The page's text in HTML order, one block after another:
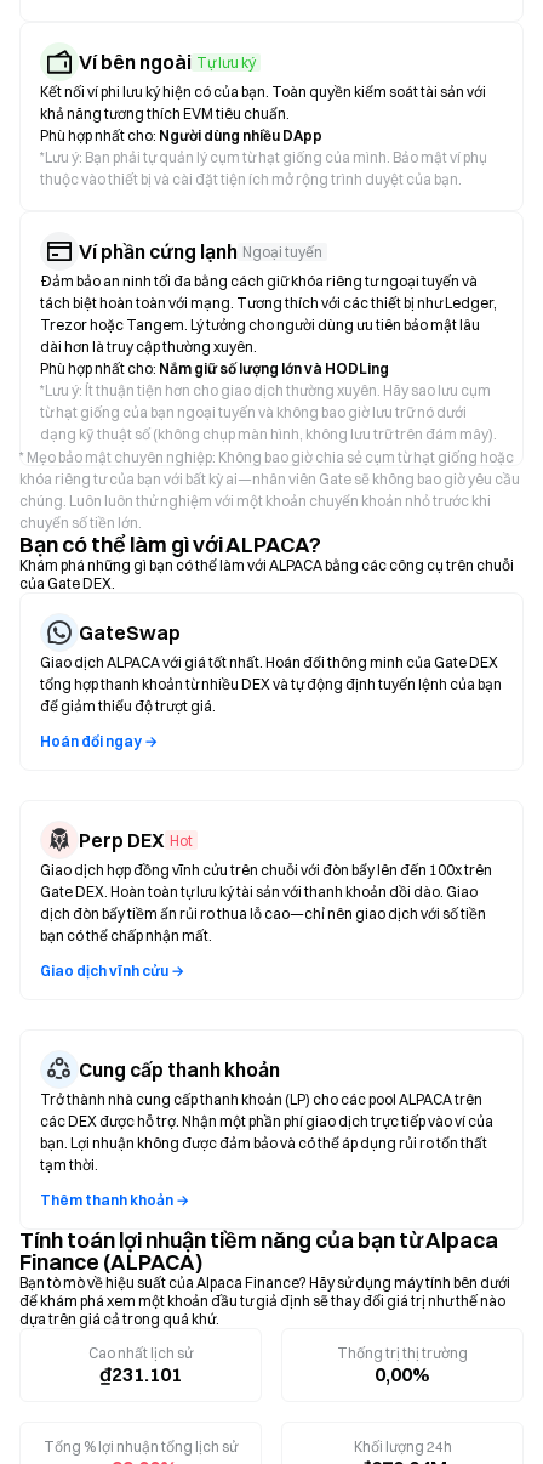
Ví bên ngoài Tự lưu ký
Kết nối ví phi lưu ký hiện có của bạn. Toàn quyền kiểm soát tài sản với
khả năng tương thích EVM tiêu chuẩn.
Phù hợp nhất cho: Người dùng nhiều DApp
*Lưu ý: Bạn phải tự quản lý cụm từ hạt giống của mình. Bảo mật ví phụ
thuộc vào thiết bị và cài đặt tiện ích mở rộng trình duyệt của bạn.
Ví phần cứng lạnh Ngoại tuyến
Đảm bảo an ninh tối đa bằng cách giữ khóa riêng tư ngoại tuyến và
tách biệt hoàn toàn với mạng. Tương thích với các thiết bị như Ledger,
Trezor hoặc Tangem. Lý tưởng cho người dùng ưu tiên bảo mật lâu
dài hơn là truy cập thường xuyên.
Phù hợp nhất cho: Nắm giữ số lượng lớn và HODLing
*Lưu ý: Ít thuận tiện hơn cho giao dịch thường xuyên. Hãy sao lưu cụm
từ hạt giống của bạn ngoại tuyến và không bao giờ lưu trữ nó dưới
dạng kỹ thuật số (không chụp màn hình, không lưu trữ trên đám mây).
* Mẹo bảo mật chuyên nghiệp: Không bao giờ chia sẻ cụm từ hạt giống hoặc
khóa riêng tư của bạn với bất kỳ ai—nhân viên Gate sẽ không bao giờ yêu cầu
chúng. Luôn luôn thử nghiệm với một khoản chuyển khoản nhỏ trước khi
chuyển số tiền lớn.
Bạn có thể làm gì với ALPACA?
Khám phá những gì bạn có thể làm với ALPACA bằng các công cụ trên chuỗi
của Gate DEX.
GateSwap
Giao dịch ALPACA với giá tốt nhất. Hoán đổi thông minh của Gate DEX
tổng hợp thanh khoản từ nhiều DEX và tự động định tuyến lệnh của bạn
để giảm thiểu độ trượt giá.
Hoán đổi ngay →
Perp DEX Hot
Giao dịch hợp đồng vĩnh cửu trên chuỗi với đòn bẩy lên đến 100x trên
Gate DEX. Hoàn toàn tự lưu ký tài sản với thanh khoản dồi dào. Giao
dịch đòn bẩy tiềm ẩn rủi ro thua lỗ cao—chỉ nên giao dịch với số tiền
bạn có thể chấp nhận mất.
Giao dịch vĩnh cửu →
Cung cấp thanh khoản
Trở thành nhà cung cấp thanh khoản (LP) cho các pool ALPACA trên
các DEX được hỗ trợ. Nhận một phần phí giao dịch trực tiếp vào ví của
bạn. Lợi nhuận không được đảm bảo và có thể áp dụng rủi ro tổn thất
tạm thời.
Thêm thanh khoản →
Tính toán lợi nhuận tiềm năng của bạn từ Alpaca
Finance (ALPACA)
Bạn tò mò về hiệu suất của Alpaca Finance? Hãy sử dụng máy tính bên dưới
để khám phá xem một khoản đầu tư giả định sẽ thay đổi giá trị như thế nào
dựa trên giá cả trong quá khứ.
Cao nhất lịch sử
₫231.101
Thống trị thị trường
0,00%
Tổng % lợi nhuận tổng lịch sử Khối lượng 24h